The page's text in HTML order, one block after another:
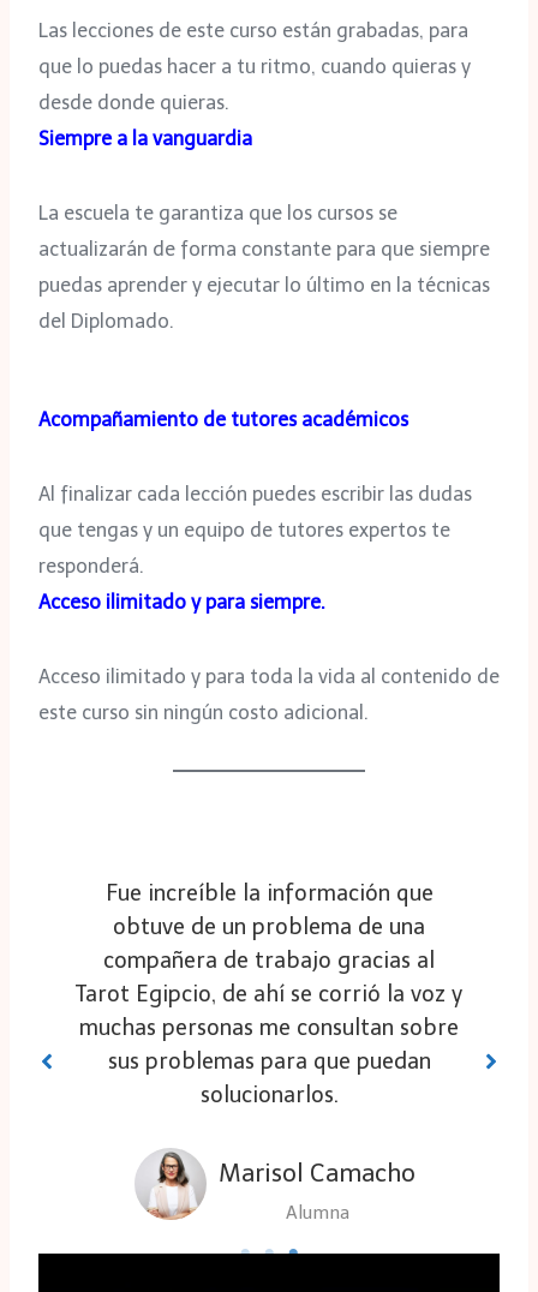
Las lecciones de este curso están grabadas, para
que lo puedas hacer a tu ritmo, cuando quieras y
desde donde quieras.
Siempre a la vanguardia
La escuela te garantiza que los cursos se
actualizarán de forma constante para que siempre
puedas aprender y ejecutar lo último en la técnicas
del Diplomado.
Acompañamiento de tutores académicos
Al finalizar cada lección puedes escribir las dudas
que tengas y un equipo de tutores expertos te
responderá.
Acceso ilimitado y para siempre.
Acceso ilimitado y para toda la vida al contenido de
este curso sin ningún costo adicional.
Es sorprendente todo lo que puedes
hacer con cada una de las técnicas
que aprendes en el diplomado, ayudas
a las personas a conocerse más y al
mismo tiempo les puedes decir qué
virtudes son las que pueden
desarrollar.
Esteván Gutiérrez
Alumno